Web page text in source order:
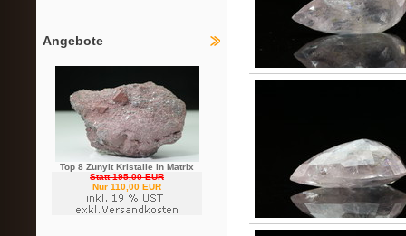
Angebote
Top 8 Zunyit Kristalle in Matrix
Statt 195,00 EUR
Nur 110,00 EUR